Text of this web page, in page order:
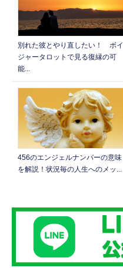
別れた彼とやり直したい！ ボイ
ジャータロットで見る復縁の可
能...
456のエンジェルナンバーの意味
を解説！状況毎の人生へのメッ...